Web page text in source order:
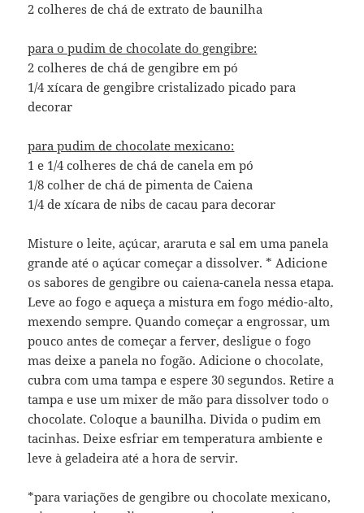
2 colheres de chá de extrato de baunilha
para o pudim de chocolate do gengibre:
2 colheres de chá de gengibre em pó
1/4 xícara de gengibre cristalizado picado para
decorar
para pudim de chocolate mexicano:
1 e 1/4 colheres de chá de canela em pó
1/8 colher de chá de pimenta de Caiena
1/4 de xícara de nibs de cacau para decorar
Misture o leite, açúcar, araruta e sal em uma panela
grande até o açúcar começar a dissolver. * Adicione
os sabores de gengibre ou caiena-canela nessa etapa.
Leve ao fogo e aqueça a mistura em fogo médio-alto,
mexendo sempre. Quando começar a engrossar, um
pouco antes de começar a ferver, desligue o fogo
mas deixe a panela no fogão. Adicione o chocolate,
cubra com uma tampa e espere 30 segundos. Retire a
tampa e use um mixer de mão para dissolver todo o
chocolate. Coloque a baunilha. Divida o pudim em
tacinhas. Deixe esfriar em temperatura ambiente e
leve à geladeira até a hora de servir.
*para variações de gengibre ou chocolate mexicano,